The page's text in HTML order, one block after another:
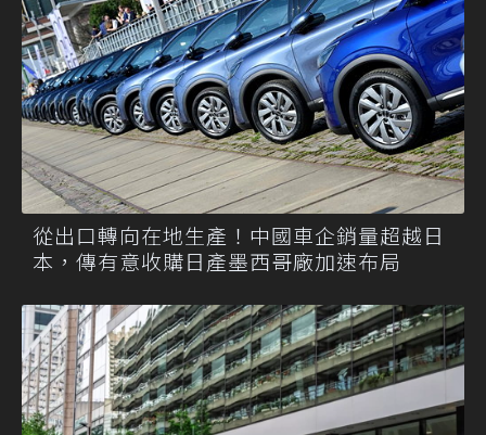
從出口轉向在地生產！中國車企銷量超越日
本，傳有意收購日產墨西哥廠加速布局